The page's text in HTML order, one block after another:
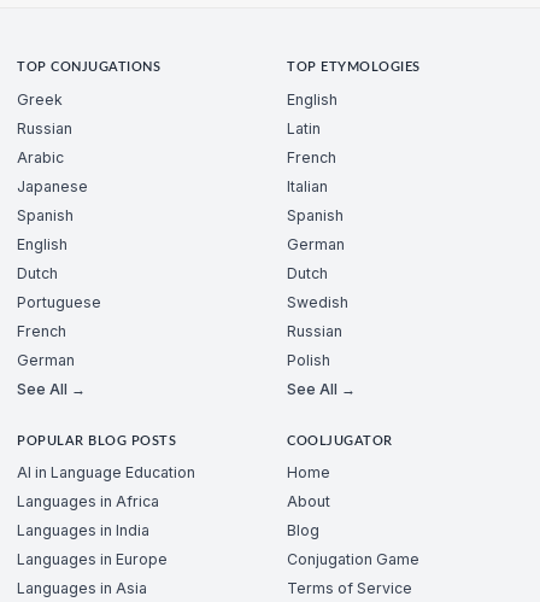
TOP CONJUGATIONS
Greek
Russian
Arabic
Japanese
Spanish
English
Dutch
Portuguese
French
German
See All →
TOP ETYMOLOGIES
English
Latin
French
Italian
Spanish
German
Dutch
Swedish
Russian
Polish
See All →
POPULAR BLOG POSTS
AI in Language Education
Languages in Africa
Languages in India
Languages in Europe
Languages in Asia
COOLJUGATOR
Home
About
Blog
Conjugation Game
Terms of Service